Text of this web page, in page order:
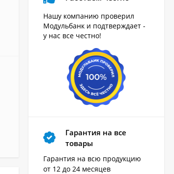
Нашу компанию проверил
Модульбанк и подтверждает -
у нас все честно!
Гарантия на все
товары
Гарантия на всю продукцию
от 12 до 24 месяцев